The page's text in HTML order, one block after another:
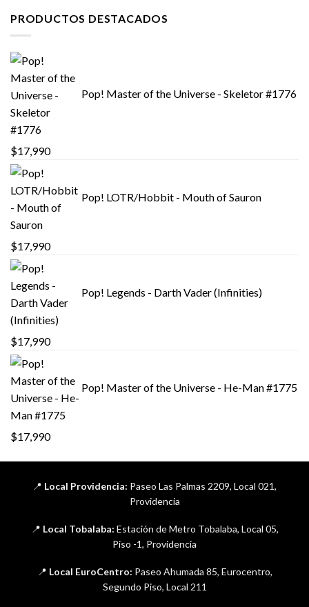
PRODUCTOS DESTACADOS
Pop! Master of the Universe - Skeletor #1776
$17,990
Pop! LOTR/Hobbit - Mouth of Sauron
$17,990
Pop! Legends - Darth Vader (Infinities)
$17,990
Pop! Master of the Universe - He-Man #1775
$17,990
📍 Local Providencia: Paseo Las Palmas 2209, Local 021,
Providencia
📍 Local Tobalaba: Estación de Metro Tobalaba, Local 05,
Piso -1, Providencia
📍 Local EuroCentro: Paseo Ahumada 85, Eurocentro,
Segundo Piso, Local 211